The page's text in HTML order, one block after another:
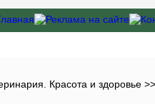
Красота и здоровье